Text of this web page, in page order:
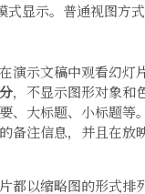
显示。普通视图方
示文稿中观看幻灯
，不显示图形对象和
、大标题、小标题等。
注信息，并且在放
都以缩略图的形式